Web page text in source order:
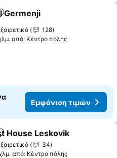
στα αγαπημένα
Germenji
128
από: Κέντρο πόλης
Εμφάνιση τιμών
στα αγαπημένα
House Leskovik
34
από: Κέντρο πόλης